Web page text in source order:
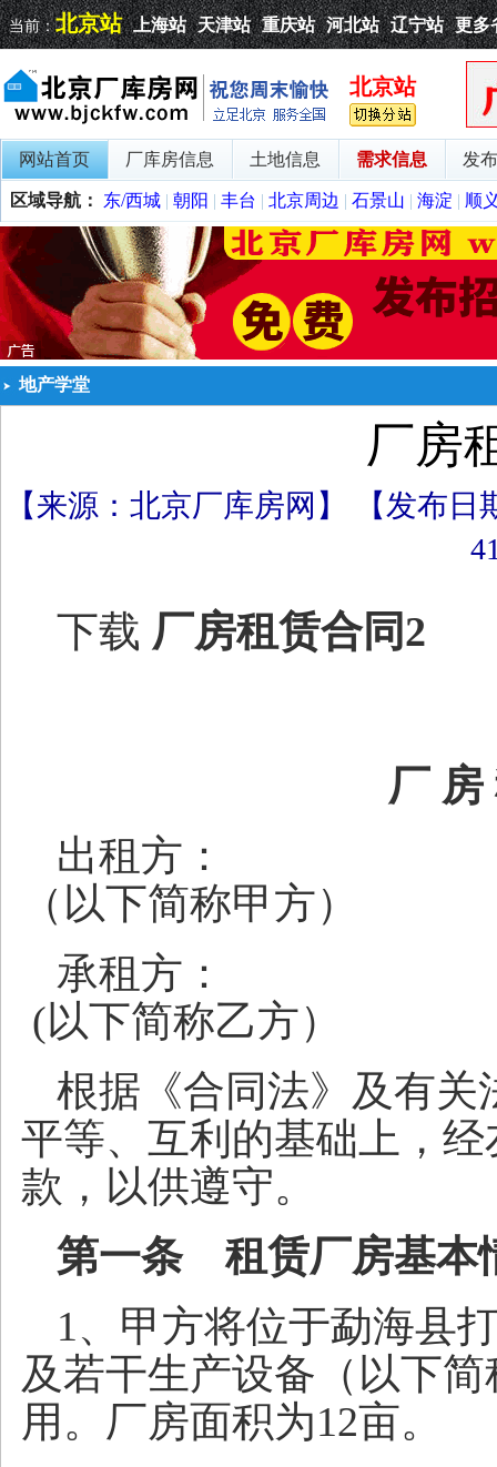
当前：北京站 上海站 天津站 重庆站 河北站 辽宁站 更多
北京站
网站首页 厂库房信息 土地信息 需求信息 发
区域导航： 东/西城 | 朝阳 | 丰台 | 北京周边 | 石景山 | 海淀 | 顺
地产学堂
厂房
【来源：北京厂库房网】 【发布日
下载 厂房租赁合同2
厂 房
出租
（以下简称甲方）
承租
(以下简称乙方）
根据《合同法》及有关
平等、互利的基础上，
款，以供遵守。
第一条 租赁厂房基本
1、甲方将位于勐海县
及若干生产设备（以下
用。厂房面积为12亩。